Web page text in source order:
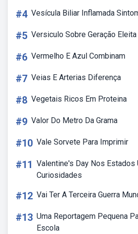
#4 Vesícula Biliar Inflamada
#5 Versiculo Sobre Geração Eleita
#6 Vermelho E Azul Combinam
#7 Veias E Arterias Diferença
#8 Vegetais Ricos Em Proteina
#9 Valor Do Metro Da Grama
#10 Vale Sorvete Para Imprimir
#11 Valentine's Day Nos Estados
Curiosidades
#12 Vai Ter A Terceira Guerra
#13 Uma Reportagem Pequena
Escola